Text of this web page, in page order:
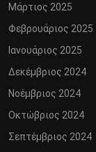
Μάρτιος 2025
Φεβρουάριος 2025
Ιανουάριος 2025
Δεκέμβριος 2024
Νοέμβριος 2024
Οκτώβριος 2024
Σεπτέμβριος 2024